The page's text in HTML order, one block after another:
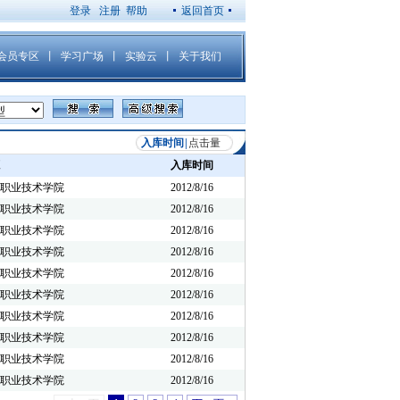
登录 注册 帮助 返回首页
入库时间 点击量
入库时间
业技术学院
2012/8/16
业技术学院
2012/8/16
业技术学院
2012/8/16
业技术学院
2012/8/16
业技术学院
2012/8/16
业技术学院
2012/8/16
业技术学院
2012/8/16
业技术学院
2012/8/16
业技术学院
2012/8/16
业技术学院
2012/8/16